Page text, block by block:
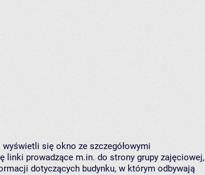
się okno ze szczegółowymi
prowadzące m.in. do strony grupy zajęciowej,
dotyczących budynku, w którym odbywają